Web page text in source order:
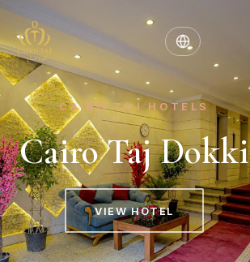
CAIRO TAJ HOTELS
Cairo Taj Dokki
VIEW HOTEL